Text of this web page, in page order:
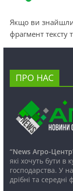
Якщо ви знайшли
фрагмент тексту
ПРО НАС
“News Агро-
які хочуть бути в
господарства. У
дрібні та